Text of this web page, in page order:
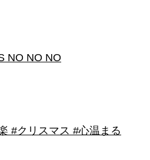
NO NO NO
#クリスマス #心温まる